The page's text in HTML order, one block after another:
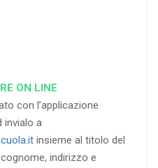
ON LINE
con l’applicazione
invialo a
insieme al titolo del
indirizzo e